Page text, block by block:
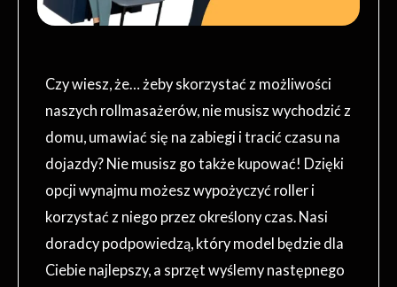
Czy wiesz, że… żeby skorzystać z możliwości
naszych rollmasażerów, nie musisz wychodzić z
domu, umawiać się na zabiegi i tracić czasu na
dojazdy? Nie musisz go także kupować! Dzięki
opcji wynajmu możesz wypożyczyć roller i
korzystać z niego przez określony czas. Nasi
doradcy podpowiedzą, który model będzie dla
Ciebie najlepszy, a sprzęt wyślemy następnego